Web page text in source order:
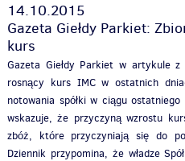
14.10.2015
Gazeta Giełdy Parkiet:
kurs
Gazeta Giełdy Parkiet w artykule
rosnący kurs IMC w ostatnich
notowania spółki w ciągu
wskazuje, że przyczyną wzrostu
zbóż, które przyczyniają się do
Dziennik przypomina, że władze